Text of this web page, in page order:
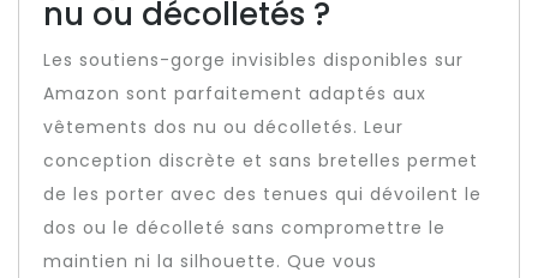
nu ou décolletés ?
Les soutiens-gorge invisibles disponibles sur
Amazon sont parfaitement adaptés aux
vêtements dos nu ou décolletés. Leur
conception discrète et sans bretelles permet
de les porter avec des tenues qui dévoilent le
dos ou le décolleté sans compromettre le
maintien ni la silhouette. Que vous